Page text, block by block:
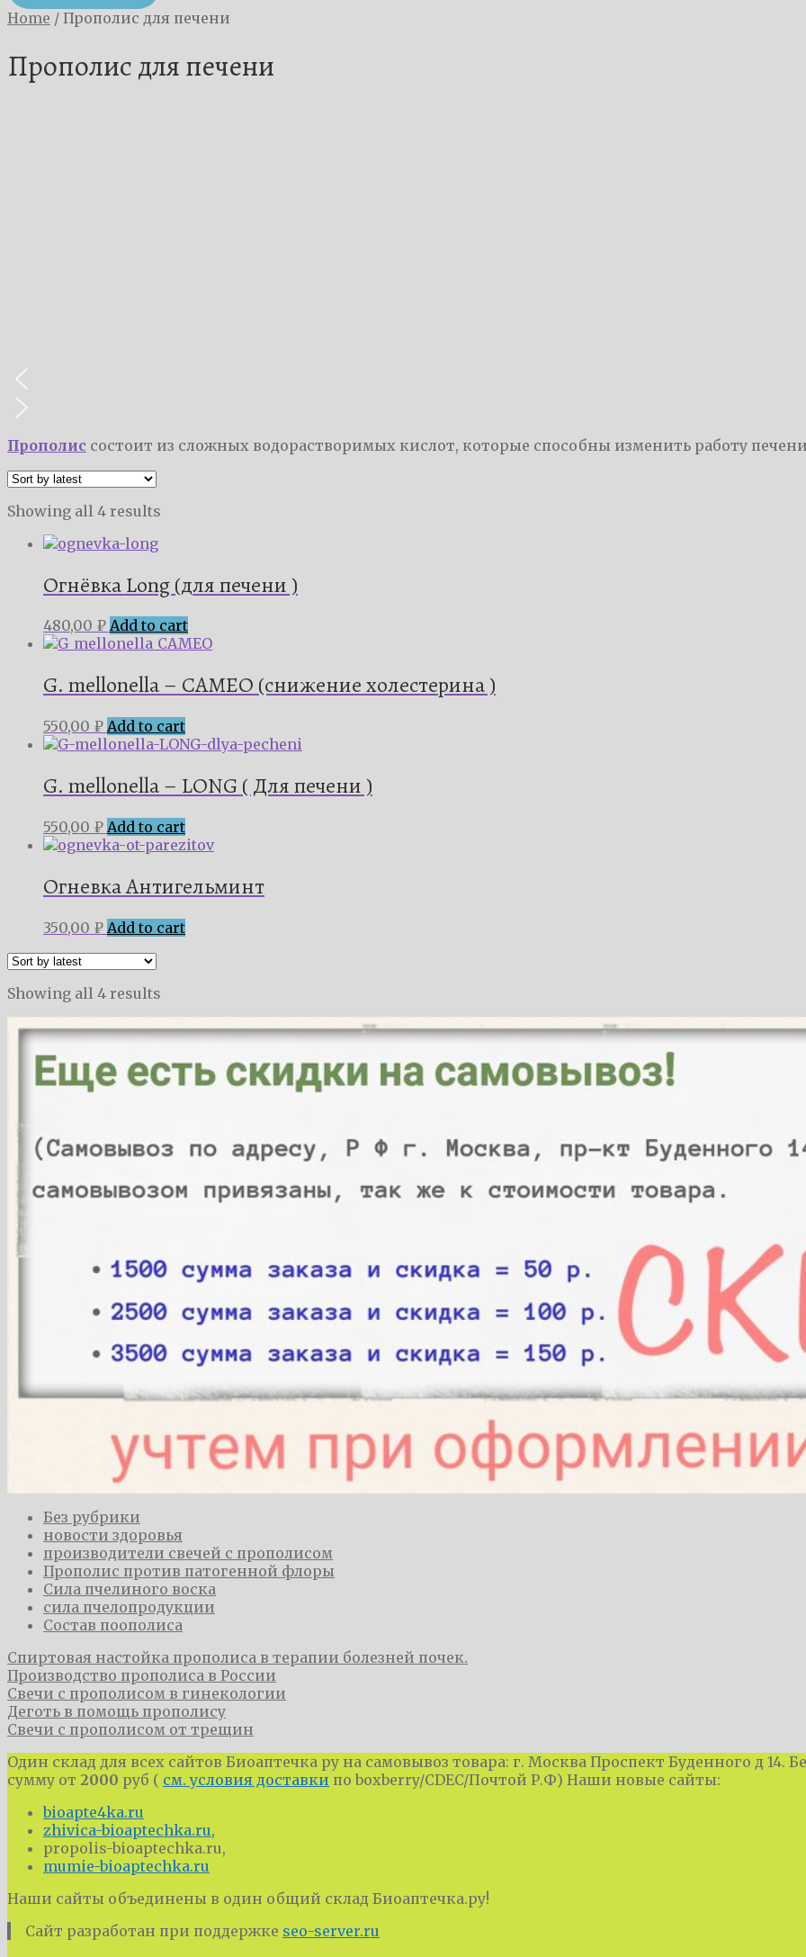
Home / Прополис для печени
Прополис для печени
Прополис состоит из сложных водорастворимых кислот, которые способны изменить работу
Showing all 4 results
Огнёвка Long (для печени )
480,00 ₽ Add to cart
G. mellonella – CAMEO (снижение холестерина )
550,00 ₽ Add to cart
G. mellonella – LONG ( Для печени )
550,00 ₽ Add to cart
Огневка Антигельминт
350,00 ₽ Add to cart
Showing all 4 results
Без рубрики
новости здоровья
производители свечей с прополисом
Прополис против патогенной флоры
Сила пчелиного воска
сила пчелопродукции
Состав поополиса
​Спиртовая настойка прополиса в терапии болезней почек.
Производство прополиса в России
Свечи с прополисом в гинекологии
Деготь в помощь прополису
​Свечи с прополисом от трещин
Один склад для всех сайтов Биоаптечка ру на самовывоз товара: г. Москва Проспект Буденного д 14.
сумму от 2000 руб ( см. условия доставки по boxberry/CDEC/Почтой Р.Ф) Наши новые сайты:
bioapte4ka.ru
zhivica-bioaptechka.ru,
propolis-bioaptechka.ru,
mumie-bioaptechka.ru
Наши сайты объединены в один общий склад Биоаптечка.ру!
Сайт разработан при поддержке seo-server.ru